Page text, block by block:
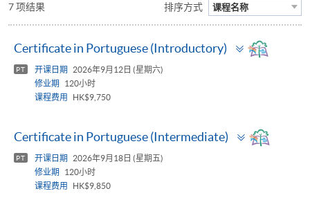
7 项结果 排序方式 课程名称
Certificate in Portuguese (Introductory)
Toggle
panel
PT 开课日期
2026年9月12日 (星期六)
修业期
120小时
课程费用
HK$9,750
Certificate in Portuguese (Intermediate)
Toggle
panel
PT 开课日期
2026年9月18日 (星期五)
修业期
120小时
课程费用
HK$9,850